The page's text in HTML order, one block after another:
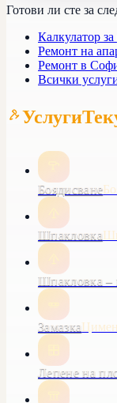
Готови ли сте за
Калкулатор
Ремонт на
Ремонт в
Всички
Услуги
Боядисване
Шпакловка
Шпакловка –
Замазка
Лепене на